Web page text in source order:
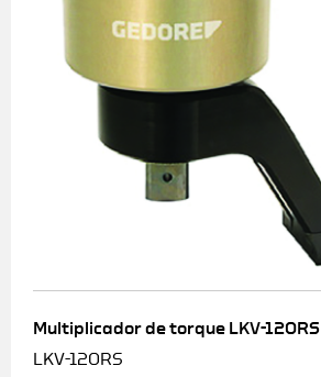
Multiplicador de torque LKV-120RS
LKV-120RS